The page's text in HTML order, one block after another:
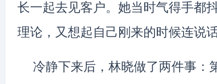
长一起去见客户。她当时气得手都
理论，又想起自己刚来的时候连说
冷静下来后，林晓做了两件事：